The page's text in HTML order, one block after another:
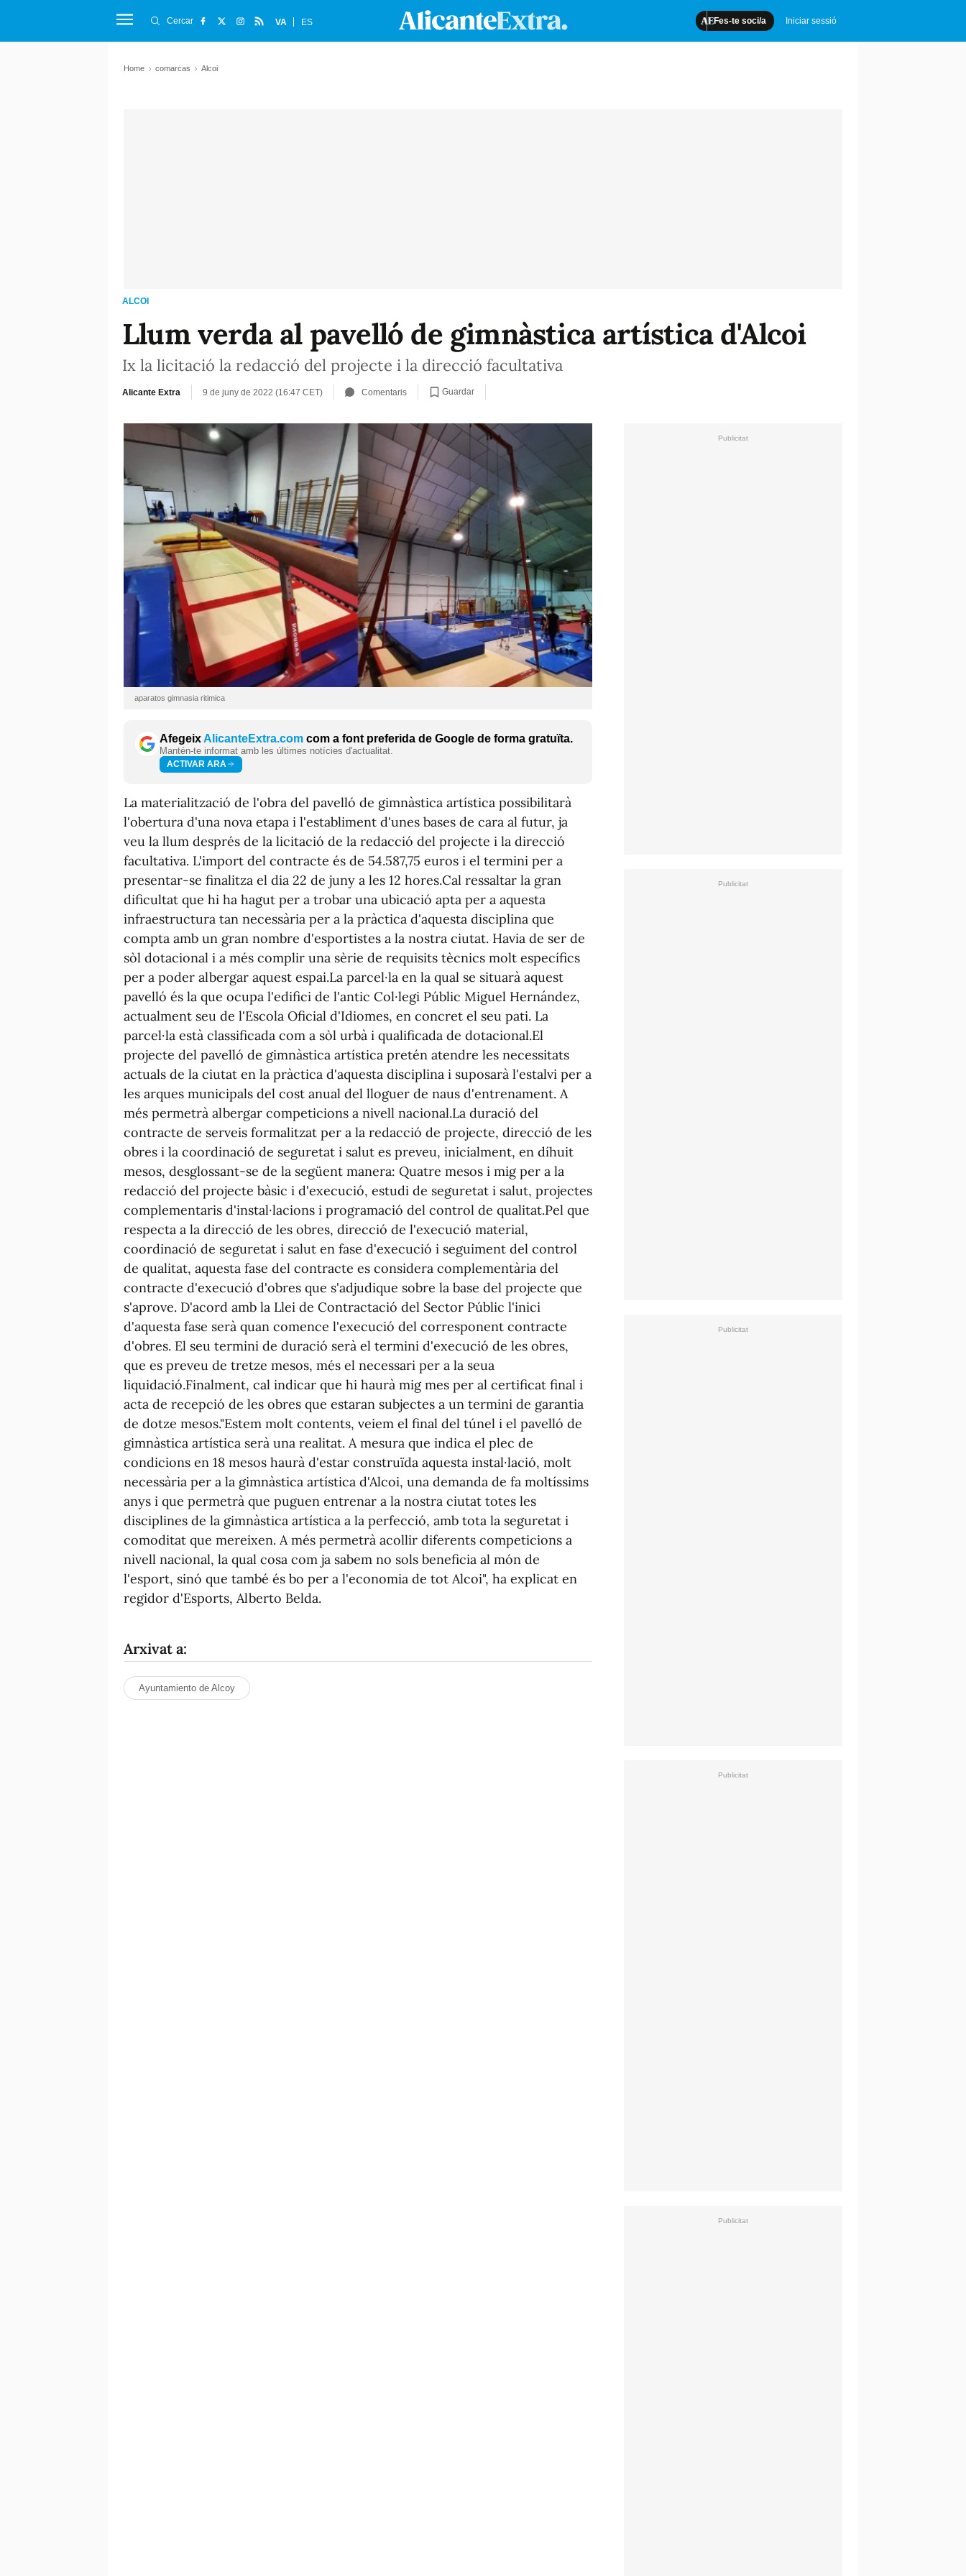
Fes-te soci/a Iniciar sessió
Cercar VA ES
Home comarcas Alcoi
ALCOI
Llum verda al pavelló de gimnàstica artística d'Alcoi
Ix la licitació la redacció del projecte i la direcció facultativa
Alicante Extra 9 de juny de 2022 (16:47 CET) Comentaris Guardar
aparatos gimnasia ritimica
AfegeixAlicanteExtra.com com a font preferida de Google de forma gratuïta.
Mantén-te informat amb les últimes notícies d'actualitat.
ACTIVAR ARA
La materialització de l'obra del pavelló de gimnàstica artística possibilitarà
l'obertura d'una nova etapa i l'establiment d'unes bases de cara al futur, ja
veu la llum després de la licitació de la redacció del projecte i la direcció
facultativa. L'import del contracte és de 54.587,75 euros i el termini per a
presentar-se finalitza el dia 22 de juny a les 12 hores.Cal ressaltar la gran
dificultat que hi ha hagut per a trobar una ubicació apta per a aquesta
infraestructura tan necessària per a la pràctica d'aquesta disciplina que
compta amb un gran nombre d'esportistes a la nostra ciutat. Havia de ser de
sòl dotacional i a més complir una sèrie de requisits tècnics molt específics
per a poder albergar aquest espai.La parcel·la en la qual se situarà aquest
pavelló és la que ocupa l'edifici de l'antic Col·legi Públic Miguel Hernández,
actualment seu de l'Escola Oficial d'Idiomes, en concret el seu pati. La
parcel·la està classificada com a sòl urbà i qualificada de dotacional.El
projecte del pavelló de gimnàstica artística pretén atendre les necessitats
actuals de la ciutat en la pràctica d'aquesta disciplina i suposarà l'estalvi per a
les arques municipals del cost anual del lloguer de naus d'entrenament. A
més permetrà albergar competicions a nivell nacional.La duració del
contracte de serveis formalitzat per a la redacció de projecte, direcció de les
obres i la coordinació de seguretat i salut es preveu, inicialment, en díhuit
mesos, desglossant-se de la següent manera: Quatre mesos i mig per a la
redacció del projecte bàsic i d'execució, estudi de seguretat i salut, projectes
complementaris d'instal·lacions i programació del control de qualitat.Pel que
respecta a la direcció de les obres, direcció de l'execució material,
coordinació de seguretat i salut en fase d'execució i seguiment del control
de qualitat, aquesta fase del contracte es considera complementària del
contracte d'execució d'obres que s'adjudique sobre la base del projecte que
s'aprove. D'acord amb la Llei de Contractació del Sector Públic l'inici
d'aquesta fase serà quan comence l'execució del corresponent contracte
d'obres. El seu termini de duració serà el termini d'execució de les obres,
que es preveu de tretze mesos, més el necessari per a la seua
liquidació.Finalment, cal indicar que hi haurà mig mes per al certificat final i
acta de recepció de les obres que estaran subjectes a un termini de garantia
de dotze mesos."Estem molt contents, veiem el final del túnel i el pavelló de
gimnàstica artística serà una realitat. A mesura que indica el plec de
condicions en 18 mesos haurà d'estar construïda aquesta instal·lació, molt
necessària per a la gimnàstica artística d'Alcoi, una demanda de fa moltíssims
anys i que permetrà que puguen entrenar a la nostra ciutat totes les
disciplines de la gimnàstica artística a la perfecció, amb tota la seguretat i
comoditat que mereixen. A més permetrà acollir diferents competicions a
nivell nacional, la qual cosa com ja sabem no sols beneficia al món de
l'esport, sinó que també és bo per a l'economia de tot Alcoi", ha explicat en
regidor d'Esports, Alberto Belda.
Arxivat a:
Ayuntamiento de Alcoy